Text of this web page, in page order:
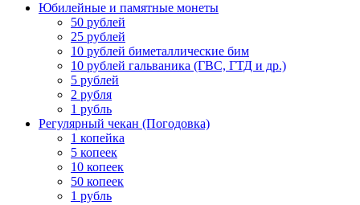
Юбилейные и памятные монеты
50 рублей
25 рублей
10 рублей биметаллические бим
10 рублей гальваника (ГВС, ГТД и др.)
5 рублей
2 рубля
1 рубль
Регулярный чекан (Погодовка)
1 копейка
5 копеек
10 копеек
50 копеек
1 рубль